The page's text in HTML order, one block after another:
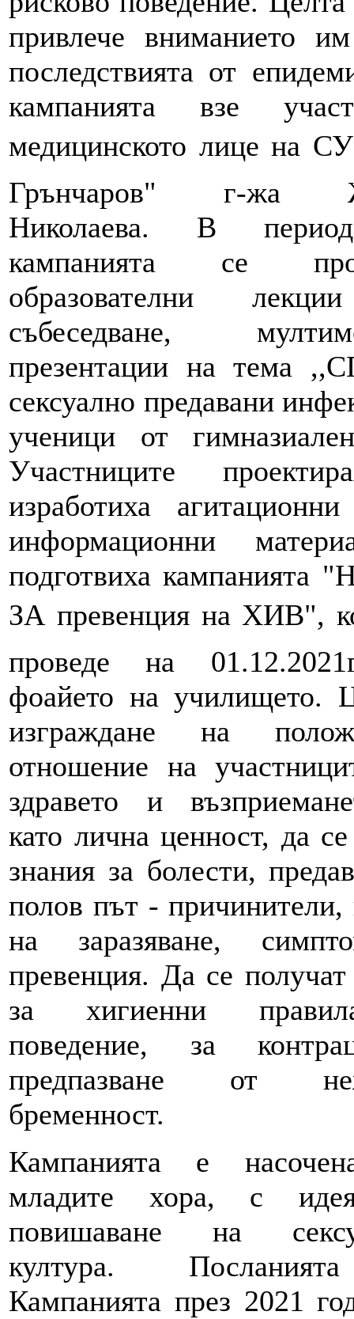
привлече вниманието
последствията от
кампанията взе
медицинското лице на СУ
Грънчаров" г-жа
Николаева. В
кампанията се
образователни
събеседване,
презентации на тема
сексуално предавани
ученици от
Участниците
изработиха
информационни
подготвиха кампанията
ЗА превенция на ХИВ",
проведе на
фоайето на училището.
изграждане на
отношение на
здравето и
като лична ценност, да
знания за болести,
полов път - причинители,
на заразяване,
превенция. Да се получат
за хигиенни
поведение, за
предпазване от
бременност.
Кампанията е
младите хора, с
повишаване на
култура.
Кампанията през 2021